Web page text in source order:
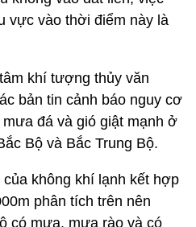
vực vào thời điểm này là
khí tượng thủy văn
bản tin cảnh báo nguy cơ
đá và gió giật mạnh ở
Bộ và Bắc Trung Bộ.
không khí lạnh kết hợp
phân tích trên nên
có mưa, mưa rào và có